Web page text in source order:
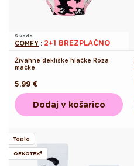
S kodo
COMFY : 2+1 BREZPLAČNO
Živahne dekliške hlačke Roza
mačke
Redna
cena
5.99 €
Dodaj v košarico
Toplo
OEKOTEX®